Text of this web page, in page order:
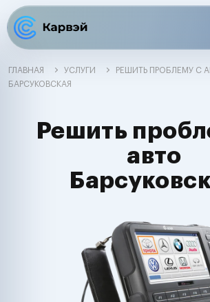
ГЛАВНАЯ УСЛУГИ
РЕШИТЬ ПРОБЛЕМУ С
БАРСУКОВСКАЯ
Решить
авто